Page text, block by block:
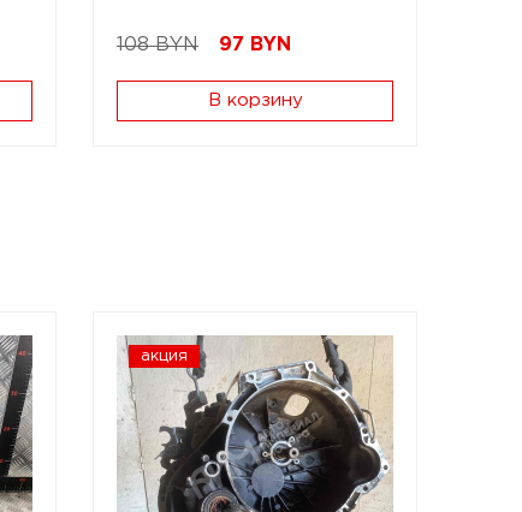
108 BYN 97 BYN
В корзину
акция